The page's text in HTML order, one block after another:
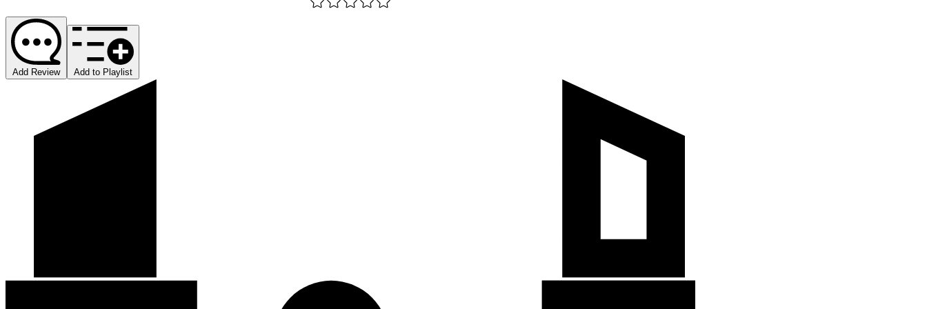
Add Review Add to Playlist